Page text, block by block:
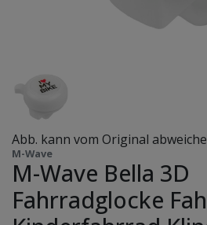
Abb. kann vom Original
M-Wave
M-Wave Bella 3D
Fahrradglocke